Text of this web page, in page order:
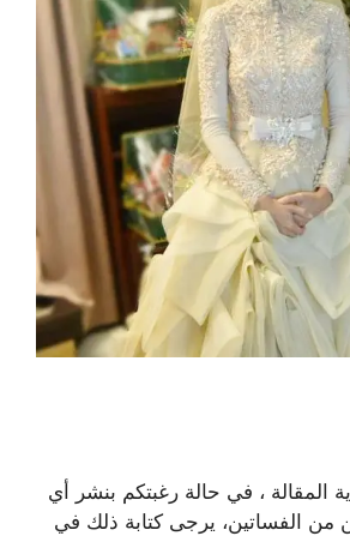
المقالة ، في حالة رغبتكم بنشر أي
من الفساتين، يرجى كتابة ذلك في